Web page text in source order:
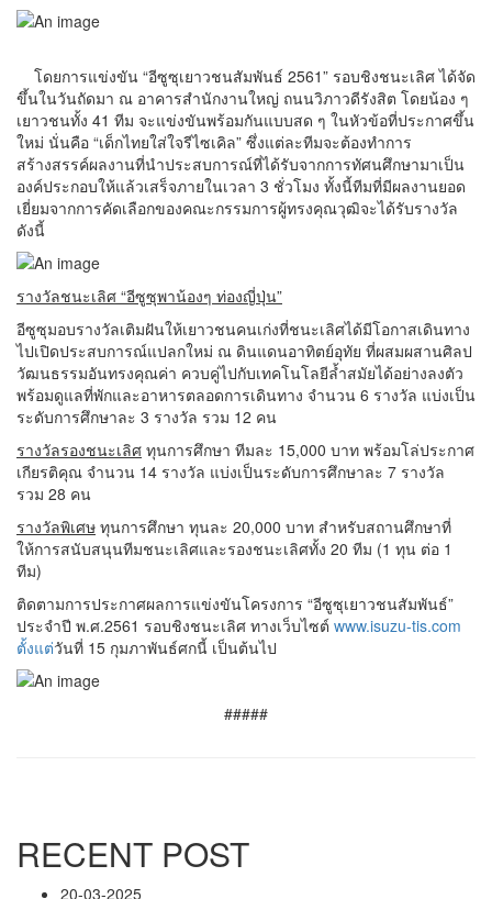
โดยการแข่งขัน “อีซูซุเยาวชนสัมพันธ์ 2561” รอบชิงชนะเลิศ ได้จัด
ขึ้นในวันถัดมา ณ อาคารสำนักงานใหญ่ ถนนวิภาวดีรังสิต โดยน้อง ๆ
เยาวชนทั้ง 41 ทีม จะแข่งขันพร้อมกันแบบสด ๆ ในหัวข้อที่ประกาศขึ้น
ใหม่ นั่นคือ “เด็กไทยใส่ใจรีไซเคิล” ซึ่งแต่ละทีมจะต้องทำการ
สร้างสรรค์ผลงานที่นำประสบการณ์ที่ได้รับจากการทัศนศึกษามาเป็น
องค์ประกอบให้แล้วเสร็จภายในเวลา 3 ชั่วโมง ทั้งนี้ทีมที่มีผลงานยอด
เยี่ยมจากการคัดเลือกของคณะกรรมการผู้ทรงคุณวุฒิจะได้รับรางวัล
ดังนี้
รางวัลชนะเลิศ “อีซูซุพาน้องๆ ท่องญี่ปุ่น”
อีซูซุมอบรางวัลเติมฝันให้เยาวชนคนเก่งที่ชนะเลิศได้มีโอกาสเดินทาง
ไปเปิดประสบการณ์แปลกใหม่ ณ ดินแดนอาทิตย์อุทัย ที่ผสมผสานศิลป
วัฒนธรรมอันทรงคุณค่า ควบคู่ไปกับเทคโนโลยีล้ำสมัยได้อย่างลงตัว
พร้อมดูแลที่พักและอาหารตลอดการเดินทาง จำนวน 6 รางวัล แบ่งเป็น
ระดับการศึกษาละ 3 รางวัล รวม 12 คน
รางวัลรองชนะเลิศ ทุนการศึกษา ทีมละ 15,000 บาท พร้อมโล่ประกาศ
เกียรติคุณ จำนวน 14 รางวัล แบ่งเป็นระดับการศึกษาละ 7 รางวัล
รวม 28 คน
รางวัลพิเศษ ทุนการศึกษา ทุนละ 20,000 บาท สำหรับสถานศึกษาที่
ให้การสนับสนุนทีมชนะเลิศและรองชนะเลิศทั้ง 20 ทีม (1 ทุน ต่อ 1
ทีม)
ติดตามการประกาศผลการแข่งขันโครงการ “อีซูซุเยาวชนสัมพันธ์”
ประจำปี พ.ศ.2561 รอบชิงชนะเลิศ ทางเว็บไซต์ www.isuzu-tis.com
ตั้งแต่วันที่ 15 กุมภาพันธ์ศกนี้ เป็นต้นไป
#####
RECENT POST
20-03-2025